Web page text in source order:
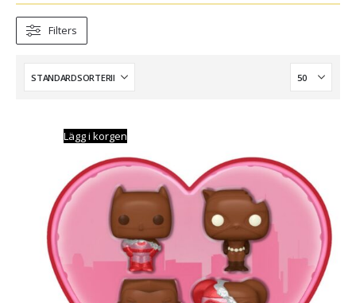
Filters
Lägg i korgen